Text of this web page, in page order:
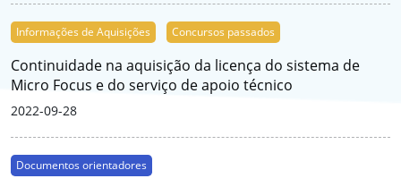
Informações de Aquisições Concursos passados
Continuidade na aquisição da licença do sistema de
Micro Focus e do serviço de apoio técnico
2022-09-28
Documentos orientadores